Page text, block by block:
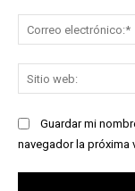
Guardar mi
navegador la próxima